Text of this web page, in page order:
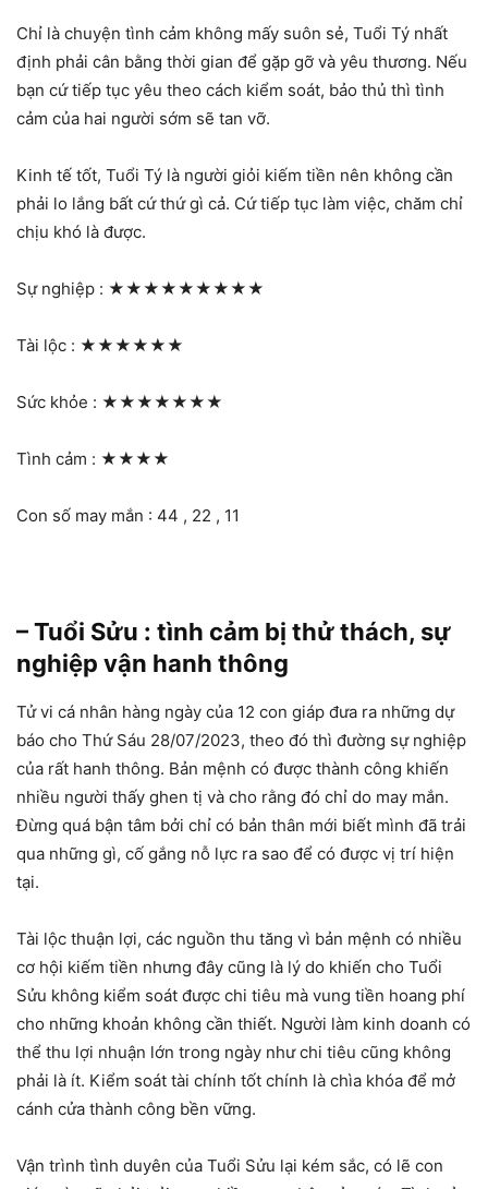
Chỉ là chuyện tình cảm không mấy suôn sẻ, Tuổi Tý nhất
định phải cân bằng thời gian để gặp gỡ và yêu thương. Nếu
bạn cứ tiếp tục yêu theo cách kiểm soát, bảo thủ thì tình
cảm của hai người sớm sẽ tan vỡ.
Kinh tế tốt, Tuổi Tý là người giỏi kiếm tiền nên không cần
phải lo lắng bất cứ thứ gì cả. Cứ tiếp tục làm việc, chăm chỉ
chịu khó là được.
Sự nghiệp : ★★★★★★★★★
Tài lộc : ★★★★★★
Sức khỏe : ★★★★★★★
Tình cảm : ★★★★
Con số may mắn : 44 , 22 , 11
– Tuổi Sửu : tình cảm bị thử thách, sự
nghiệp vận hanh thông
Tử vi cá nhân hàng ngày của 12 con giáp đưa ra những dự
báo cho Thứ Sáu 28/07/2023, theo đó thì đường sự nghiệp
của rất hanh thông. Bản mệnh có được thành công khiến
nhiều người thấy ghen tị và cho rằng đó chỉ do may mắn.
Đừng quá bận tâm bởi chỉ có bản thân mới biết mình đã trải
qua những gì, cố gắng nỗ lực ra sao để có được vị trí hiện
tại.
Tài lộc thuận lợi, các nguồn thu tăng vì bản mệnh có nhiều
cơ hội kiếm tiền nhưng đây cũng là lý do khiến cho Tuổi
Sửu không kiểm soát được chi tiêu mà vung tiền hoang phí
cho những khoản không cần thiết. Người làm kinh doanh có
thể thu lợi nhuận lớn trong ngày như chi tiêu cũng không
phải là ít. Kiểm soát tài chính tốt chính là chìa khóa để mở
cánh cửa thành công bền vững.
Vận trình tình duyên của Tuổi Sửu lại kém sắc, có lẽ con